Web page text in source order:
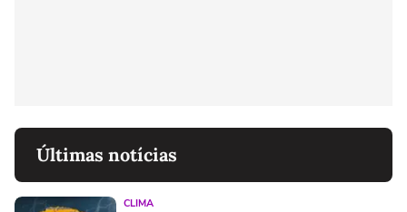
Últimas notícias
CLIMA